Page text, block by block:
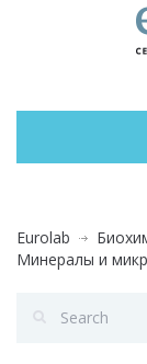
Eurolab
Минералы и